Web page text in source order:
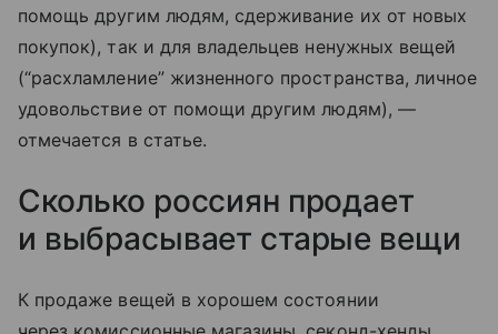
помощь другим людям, сдерживание их от новых
покупок), так и для владельцев ненужных вещей
(“расхламление” жизненного пространства, личное
удовольствие от помощи другим людям), —
отмечается в статье.
Сколько россиян продает
и выбрасывает старые вещи
К продаже вещей в хорошем состоянии